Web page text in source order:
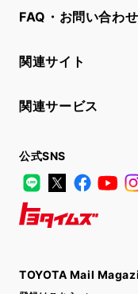
FAQ・お問い合わせ
関連サイト
関連サービス
公式SNS
LINE
X
TOYOTA Mail